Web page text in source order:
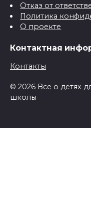
Отказ от
Политика
О проекте
Контактная
Контакты
© 2026 Все о детях
школы